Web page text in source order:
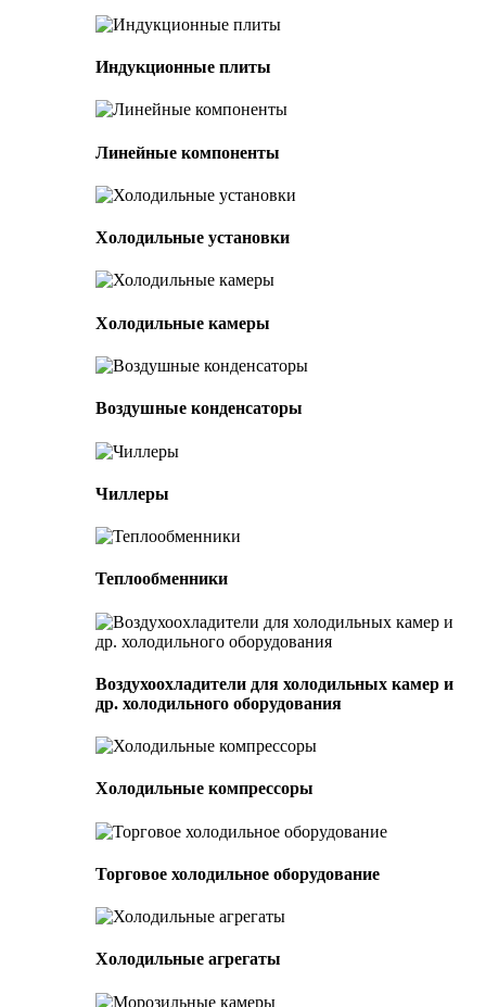
Индукционные плиты
Линейные компоненты
Холодильные установки
Холодильные камеры
Воздушные конденсаторы
Чиллеры
Теплообменники
Воздухоохладители для холодильных камер и
др. холодильного оборудования
Холодильные компрессоры
Торговое холодильное оборудование
Холодильные агрегаты